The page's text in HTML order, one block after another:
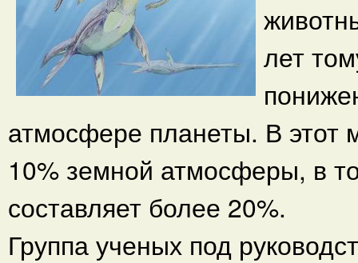
лет
атмосфере планеты. В этот
10% земной атмосферы, в
составляет более 20%.
Группа ученых под